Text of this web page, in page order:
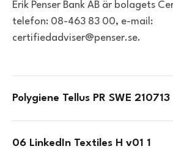
Erik Penser Bank AB är bolagets
telefon: 08-463 83 00, e-mail:
certifiedadviser@penser.se.
Polygiene Tellus PR SWE 210713
06 LinkedIn Textiles H v01 1